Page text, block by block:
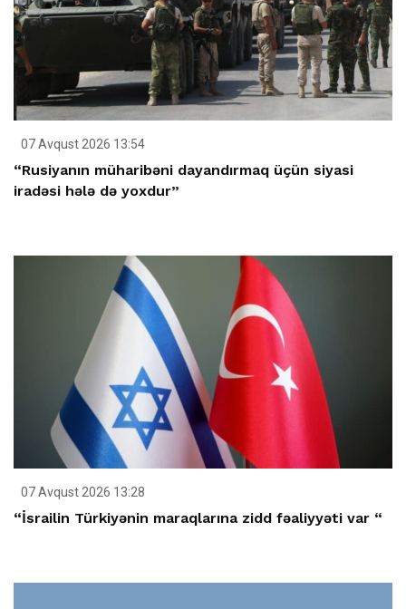
07 Avqust 2026 13:54
“Rusiyanın müharibəni dayandırmaq üçün siyasi
iradəsi hələ də yoxdur”
07 Avqust 2026 13:28
“İsrailin Türkiyənin maraqlarına zidd fəaliyyəti var “